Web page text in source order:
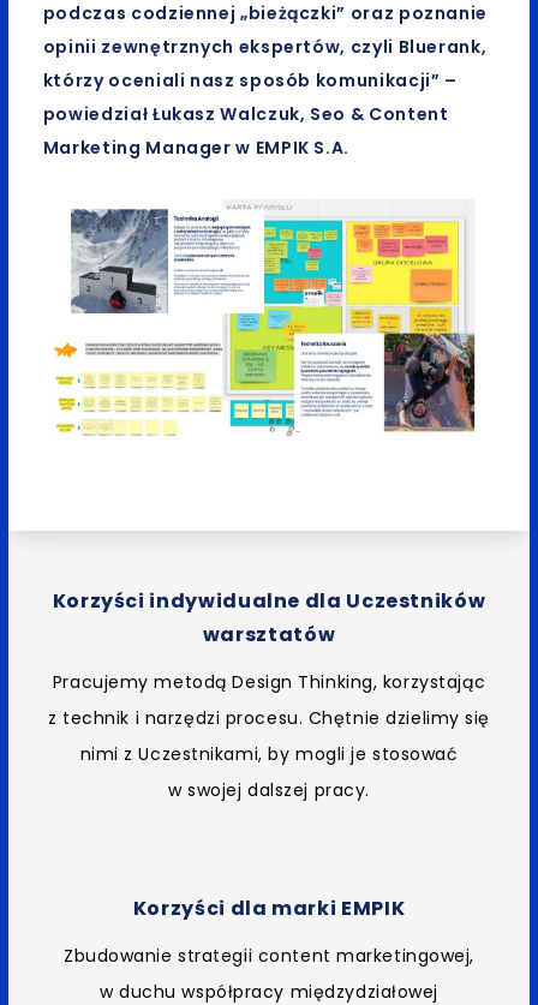
podczas codziennej „bieżączki” oraz poznanie
opinii zewnętrznych ekspertów, czyli Bluerank,
którzy oceniali nasz sposób komunikacji” –
powiedział Łukasz Walczuk, Seo & Content
Marketing Manager w EMPIK S.A.
Korzyści indywidualne dla Uczestników
warsztatów​
Pracujemy metodą Design Thinking, korzystając
z technik ​i narzędzi procesu. Chętnie dzielimy się
nimi ​z Uczestnikami, by mogli je stosować
w swojej dalszej pracy.
Korzyści dla marki EMPIK
​Zbudowanie strategii content marketingowej,
w duchu współpracy międzydziałowej